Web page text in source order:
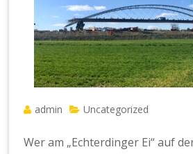
admin Uncategorized
Wer am „Echterdinger Ei“ auf